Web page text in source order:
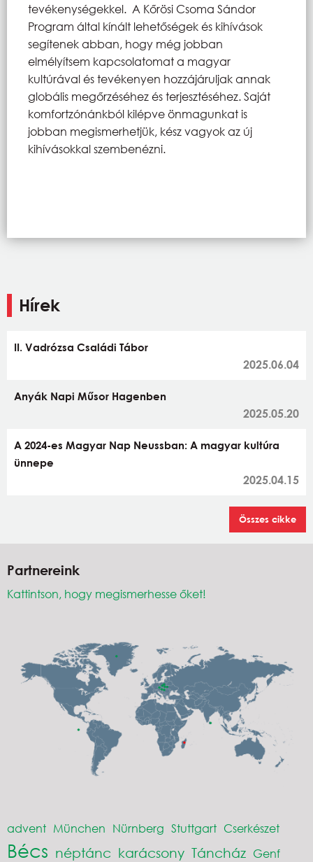
tevékenységekkel. A Kőrösi Csoma Sándor
Program által kínált lehetőségek és kihívások
segítenek abban, hogy még jobban
elmélyítsem kapcsolatomat a magyar
kultúrával és tevékenyen hozzájáruljak annak
globális megőrzéséhez és terjesztéséhez. Saját
komfortzónánkból kilépve önmagunkat is
jobban megismerhetjük, kész vagyok az új
kihívásokkal szembenézni.
Hírek
II. Vadrózsa Családi Tábor
2025.06.04
Anyák Napi Műsor Hagenben
2025.05.20
A 2024-es Magyar Nap Neussban: A magyar kultúra
ünnepe
2025.04.15
Összes cikke
Partnereink
Kattintson, hogy megismerhesse őket!
advent München Nürnberg Stuttgart Cserkészet
Bécs néptánc karácsony Táncház Genf